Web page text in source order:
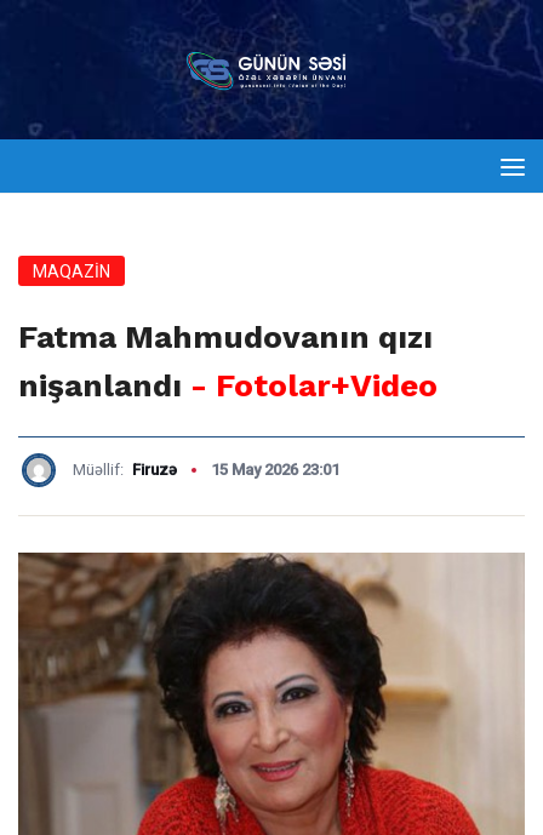
MAQAZİN
Fatma Mahmudovanın qızı
nişanlandı - Fotolar+Video
Müəllif: Firuzə 15 May 2026 23:01